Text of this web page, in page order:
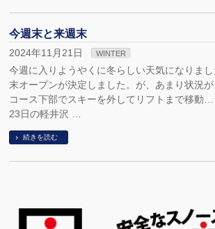
今週末と来週末
2024年11月21日 WINTER
今週に入りようやくに冬らしい天気になりま
末オープンが決定しました。が、あまり状況
コース下部でスキーを外してリフトまで移動…
23日の軽井沢 …
続きを読む